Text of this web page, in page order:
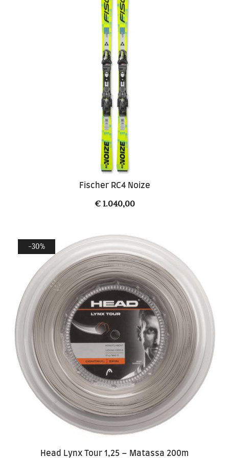
Fischer RC4 Noize
€1.040,00
-30%
Head Lynx Tour 1,25 – Matassa 200m